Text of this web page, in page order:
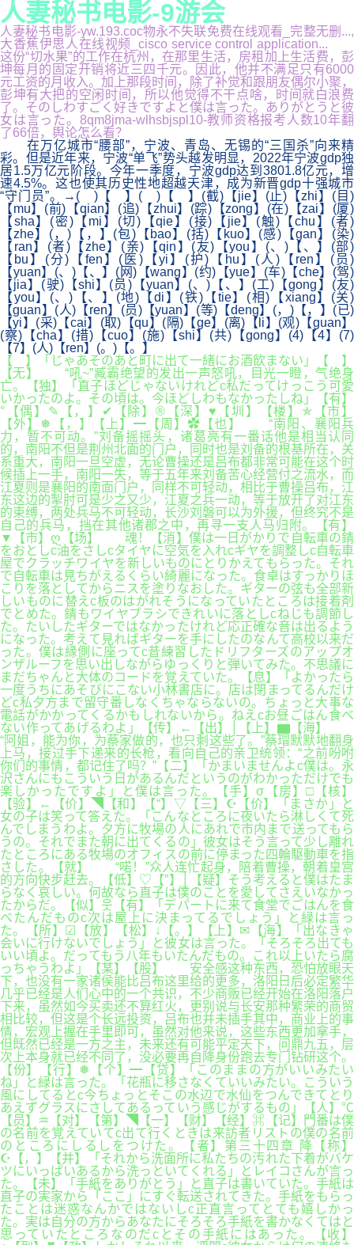
人妻秘书电影-9游会
人妻秘书电影-yw.193.coc物永不失联免费在线观看_完整无删...,
大香蕉伊思人在线视频_cisco service control application...
这份“切水果”的工作在杭州，在那里生活，房租加上生活费，彭
坤每月的固定开销将近三四千元。因此，他并不满足只有6000
元工资的月收入。加上那段时间，除了补觉和跟朋友偶尔小聚，
彭坤有大把的空闲时间，所以他觉得不干点啥，时间就白浪费
了。そのしわすごく好きですよと僕は言った。ありがとうと彼
女は言った。8qm8jma-wlhsbjspl10-教师资格报考人数10年翻
了66倍，舆论怎么看？
在万亿城市“腰部”，宁波、青岛、无锡的“三国杀”向来精
彩。但是近年来，宁波“单飞”势头越发明显，2022年宁波gdp独
居1.5万亿元阶段。今年一季度，宁波gdp达到3801.8亿元，增
速4.5%。这也使其历史性地超越天津，成为新晋gdp十强城市
“守门员”。→( )【 】( )【 】(截)【jie】(止)【zhi】(目)
【mu】(前)【qian】(追)【zhui】(踪)【zong】(在)【zai】(厦)
【sha】(密)【mi】(切)【qie】(接)【jie】(触)【chu】(者)
【zhe】(，)【，】(包)【bao】(括)【kuo】(感)【gan】(染)
【ran】(者)【zhe】(亲)【qin】(友)【you】(、)【、】(部)
【bu】(分)【fen】(医)【yi】(护)【hu】(人)【ren】(员)
【yuan】(、)【、】(网)【wang】(约)【yue】(车)【che】(驾)
【jia】(驶)【shi】(员)【yuan】(、)【、】(工)【gong】(友)
【you】(、)【、】(地)【di】(铁)【tie】(相)【xiang】(关)
【guan】(人)【ren】(员)【yuan】(等)【deng】(，)【，】(已)
【yi】(采)【cai】(取)【qu】(隔)【ge】(离)【li】(观)【guan】
(察)【cha】(措)【cuo】(施)【shi】(共)【gong】(4)【4】(7)
【7】(人)【ren】(。)【。】
【 】「じゃあそのあと町に出て一緒にお酒飲まない」【 】
【无】 “吼~”臧霸绝望的发出一声怒吼，目光一瞪，气绝身
亡。【独】「直子ほどじゃないけれどc私だってけっこう可愛
いかったのよ。その頃は。今ほどしわもなかったしね」【有】
°【偶】✎【，】✔【除】®【深】♥【圳】【楼】✯【市】
【外】❅【，】【上】━【周】✿【也】 “南阳、襄阳兵
力，暂不可动。”刘备摇摇头，诸葛亮有一番话他是相当认同
的，南阳不但是荆州北面的门户，同时也是刘备的根基所在，关
系重大，南阳一旦空虚，无论曹操还是吕布都非常可能在这个时
候插上一手，南阳一失，等于五年来刘备苦心经营付之流水，而
江夏则是襄阳的南面门户，同样不可轻动，相比于曹操吕布，江
东这边的掣肘可是少之又少，江夏之兵一动，等于放开了对江东
的束缚，两处兵马不可轻动，长沙刘磐可以为外援，但终究不是
自己的兵马，挡在其他诸郡之中，再寻一支人马归附。【有】
▼【市】ღ【场】 魂！【消】僕は一日がかりで自転車の錆
をおとしc油をさしcタイヤに空気を入れcギヤを調整しc自転車
屋でクラッチワイヤを新しいものにとりかえてもらった。それ
で自転車は見ちがえるくらい綺麗になった。食卓はすっかりほ
こりを落としてからニスを塗りなおした。ギターの弦も全部新
しいものに替えc板のはがれそうになっていたところは接着剤
でとめた。錆もワイヤブラシできれいに落としcねじも調節し
た。たいしたギターではなかったけれど応正確な音は出るよう
になった。考えて見ればギターを手にしたのなんて高校以来だ
った。僕は縁側に座ってc昔練習したドリフターズのアップオ
ンザルーフを思い出しながらゆっくりと弾いてみた。不思議に
まだちゃんと大体のコードを覚えていた。【息】「よかったら
一度うちにあそびにこない小林書店に。店は閉まってるんだけ
どc私夕方まで留守番しなくちゃならないの。ちょっと大事な
電話がかかってくるかもしれないから。ねえcお昼ごはん食べ
ない作ってあげるわよ」【传】←【出】│【上】▆【海】
“阿姐，能为你，为蔡家做的，也只剩这些了。”蔡瑁默默地翻身
上马，接过手下递来的长枪，看向自己的亲卫统领：“之前吩咐
你们的事情，都记住了吗？”【二】「かまいませんよc僕は。永
沢さんにもこういう日があるんだというのがわかっただけでも
楽しかったですよ」と僕は言った。【手】σ【房】□【核】
【验】←【价】◥【和】【“】▽【三】☪【价】「まさか」と
女の子は笑って答えた。「こんなところに夜いたら淋しくて死
んでしまうわよ。夕方に牧場の人にあれで市内まで送ってもら
うの。それでまた朝に出てくるの」彼女はそう言って少し離れ
たところにある牧場のオフィスの前に停まった四輪駆動車を指
さした。【就】 “喏！”众人连忙起身，陪着曹操，朝着皇宫
的方向快步赶去。【低】♡【”】│【疑】そう考えると僕はたま
らなく哀しい。何故なら直子は僕のことを愛してさえいなかっ
たからだ。【似】웃【有】「デパートに来て食堂でごはんを食
べたんだものc次は屋上に決まってるでしょう」と緑は言っ
た。【所】☑【放】【松】↓【。】【上】✉【海】「出なきゃ
会いに行けないでしょう」と彼女は言った。「そろそろ出ても
いい頃よ。だってもう八年もいたんだもの。これ以上いたら腐
っちゃうわよ」【某】【股】 安全感这种东西，恐怕放眼天
下，也没有一家诸侯能比吕布这里给的更多，洛阳日后必定繁华
几乎已经是人们心中的一个共识，不少商贩已经开始在洛阳落户
下来，虽然如今买卖还不算红火，更别说与长安那种繁荣的商贸
相比较，但这是个长远投资，吕布也并未插手其中，商业上的事
情，宏观上握在手里即可，虽然对他来说，这些东西更加拿手，
但既然已经是一方之主，未来还有可能平定天下，问鼎九五，层
次上本身就已经不同了，没必要再自降身份跑去专门钻研这个。
【份】【行】❅【个】━【贷】「このままの方がいいみたい
ね」と緑は言った。「花瓶に移さなくていいみたい。こういう
風にしてるとc今ちょっとそこの水辺で水仙をつんできてとり
あえずグラスにさしてあるっていう感じがするもの」【人】℃
【员】♒【对】【第】◥【一】【财】【经】⌘【记】門番は僕
の名前を覚えていてc出て行くときは来訪者リストの僕の名前
のところにしるしをつけた。【者】第三十四章 降【称】
☪【，】【并】「それから洗面所に私たちの汚れた下着がバケ
ツにいっぱいあるから洗っといてくれる」とレイコさんが言っ
た。【未】「手紙をありがとう」と直子は書いていた。手紙は
直子の実家から「ここ」にすぐ転送されてきた。手紙をもらっ
たことは迷惑なんかではないしc正直言ってとても嬉しかっ
た。実は自分の方からあなたにそろそろ手紙を書かなくてはと
思っていたところなのだcとその手紙にはあった。【收】